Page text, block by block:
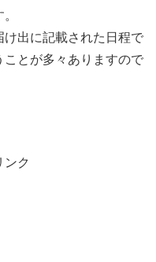
出に記載された日程で
とが多々ありますので
ンク